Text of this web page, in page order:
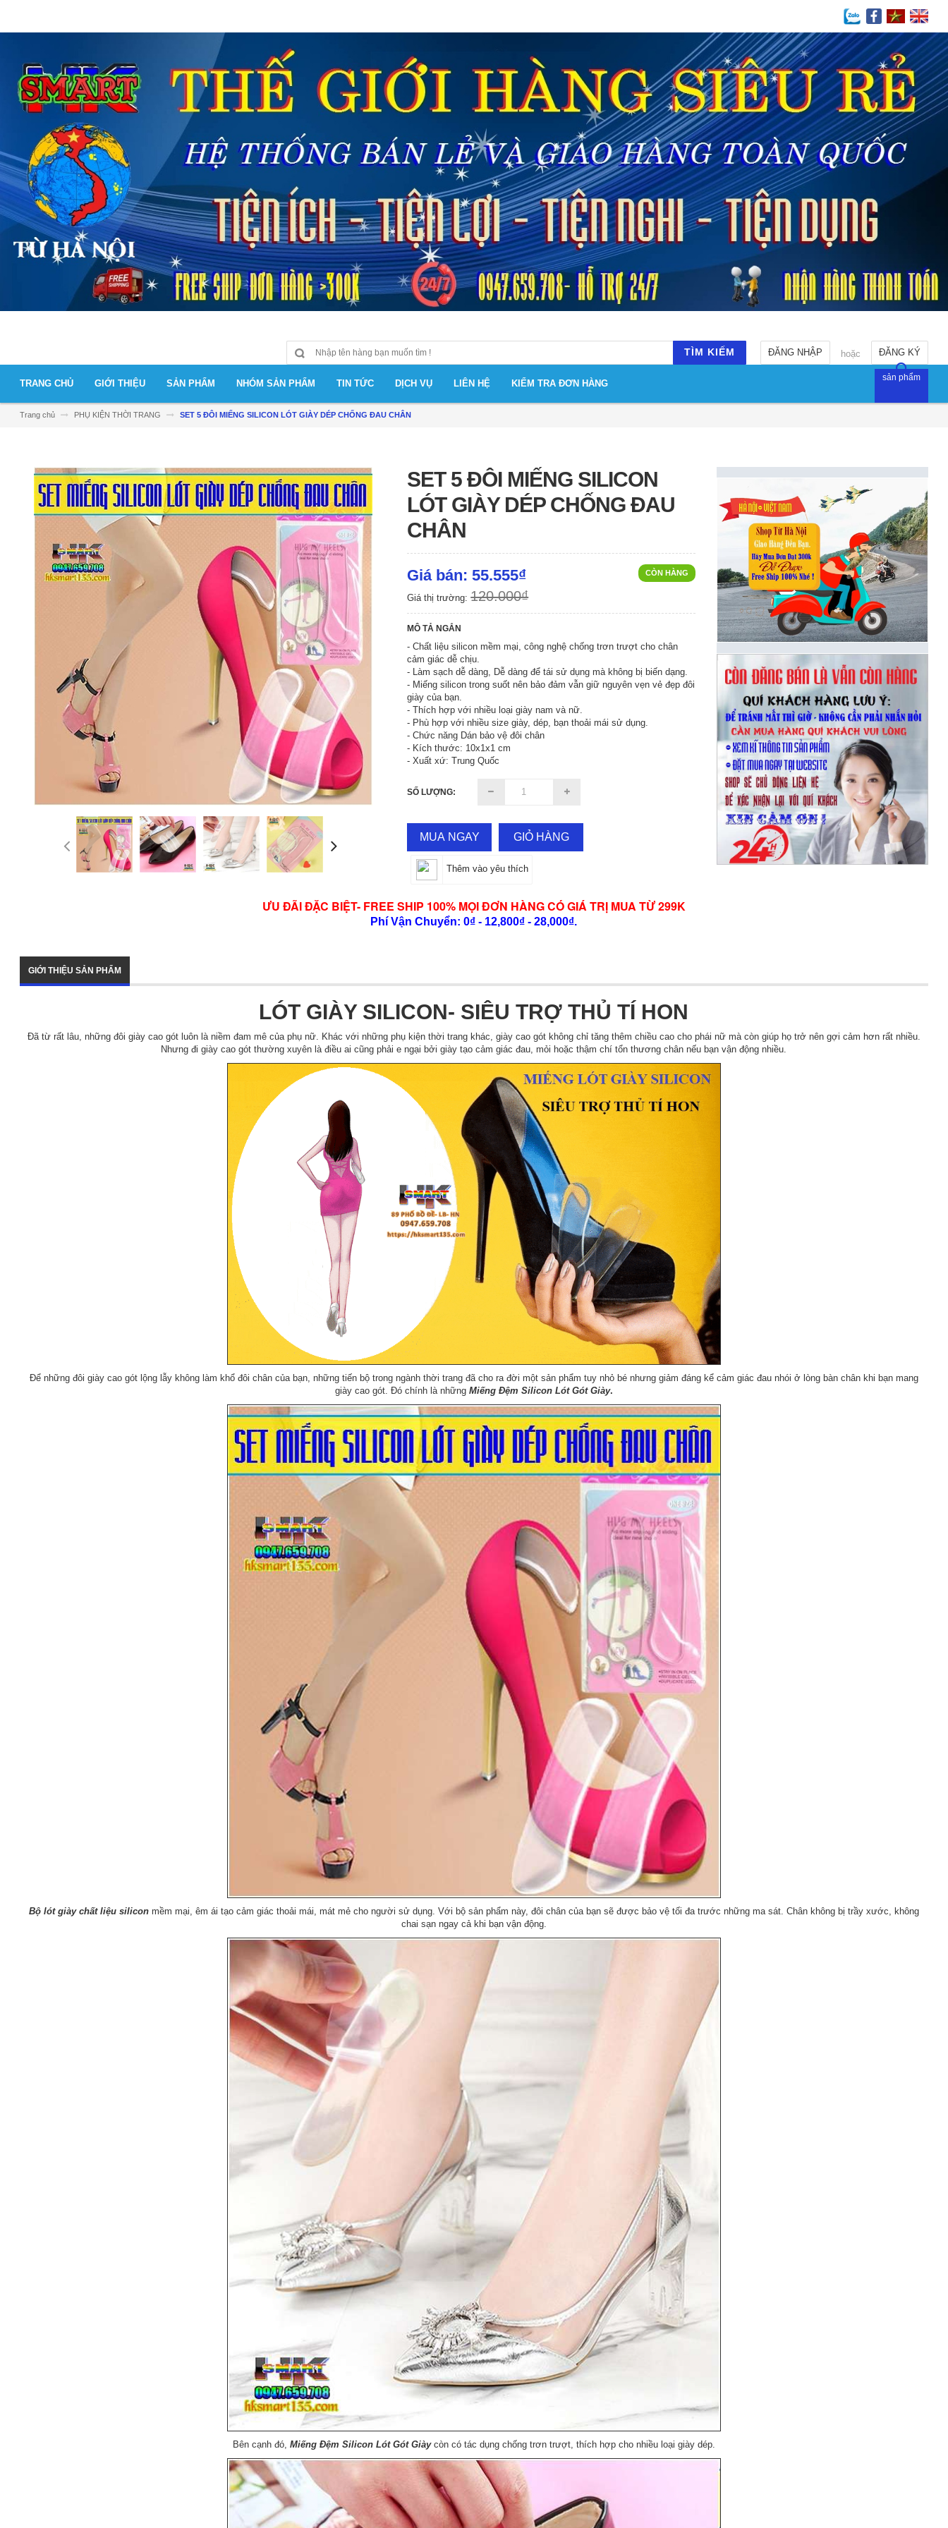
ĐĂNG KÝ
hoặc
ĐĂNG NHẬP
TÌM KIẾM
TRANG CHỦ GIỚI THIỆU SẢN PHẨM NHÓM SẢN PHẨM TIN TỨC DỊCH VỤ LIÊN HỆ KIỂM TRA ĐƠN HÀNG
sản phẩm
Trang chủ PHỤ KIỆN THỜI TRANG SET 5 ĐÔI MIẾNG SILICON LÓT GIÀY DÉP CHỐNG ĐAU CHÂN
SET 5 ĐÔI MIẾNG SILICON
LÓT GIÀY DÉP CHỐNG ĐAU
CHÂN
CÒN HÀNG
Giá bán: 55.555₫
Giá thị trường:120.000₫
MÔ TẢ NGẮN
- Chất liệu silicon mềm mại, công nghệ chống trơn trượt cho chân
cảm giác dễ chịu.
- Làm sạch dễ dàng, Dễ dàng để tái sử dụng mà không bị biến dạng.
- Miếng silicon trong suốt nên bảo đảm vẫn giữ nguyên vẹn vẻ đẹp đôi
giày của bạn.
- Thích hợp với nhiều loại giày nam và nữ.
- Phù hợp với nhiều size giày, dép, bạn thoải mái sử dụng.
- Chức năng Dán bảo vệ đôi chân
- Kích thước: 10x1x1 cm
- Xuất xứ: Trung Quốc
SỐ LƯỢNG:
MUA NGAY GIỎ HÀNG
Thêm vào yêu thích
ƯU ĐÃI ĐẶC BIỆT- FREE SHIP 100% MỌI ĐƠN HÀNG CÓ GIÁ TRỊ MUA TỪ 299K
Phí Vận Chuyển: 0₫ - 12,800₫ - 28,000₫.
GIỚI THIỆU SẢN PHẨM
LÓT GIÀY SILICON- SIÊU TRỢ THỦ TÍ HON
Đã từ rất lâu, những đôi giày cao gót luôn là niềm đam mê của phụ nữ. Khác với những phụ kiện thời trang khác, giày cao gót không chỉ tăng thêm chiều cao cho phái nữ mà còn giúp họ trở nên gợi cảm hơn rất nhiều.
Nhưng đi giày cao gót thường xuyên là điều ai cũng phải e ngại bởi giày tạo cảm giác đau, mỏi hoặc thậm chí tổn thương chân nếu bạn vận động nhiều.
Để những đôi giày cao gót lộng lẫy không làm khổ đôi chân của bạn, những tiến bộ trong ngành thời trang đã cho ra đời một sản phẩm tuy nhỏ bé nhưng giảm đáng kể cảm giác đau nhói ở lòng bàn chân khi bạn mang
giày cao gót. Đó chính là những Miếng Đệm Silicon Lót Gót Giày.
Bộ lót giày chất liệu siliconmềm mại, êm ái tạo cảm giác thoải mái, mát mẻ cho người sử dụng. Với bộ sản phẩm này, đôi chân của bạn sẽ được bảo vệ tối đa trước những ma sát. Chân không bị trầy xước, không
chai sạn ngay cả khi bạn vận động.
Bên cạnh đó, Miếng Đệm Silicon Lót Gót Giàycòn có tác dụng chống trơn trượt, thích hợp cho nhiều loại giày dép.